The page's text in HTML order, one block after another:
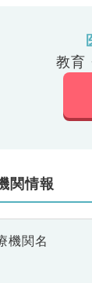
教育
関情報
機関名